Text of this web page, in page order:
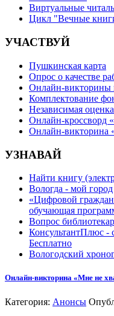
Виртуальные
Цикл "Вечные
УЧАСТВУЙ
Пушкинская карта
Опрос о качестве
Онлайн-викторины
Комплектование
Независимая
Онлайн-кроссворд
Онлайн-викторина
УЗНАВАЙ
Найти книгу
Вологда - мой город
«Цифровой
обучающая
Вопрос
КонсультантПлюс -
Бесплатно
Вологодский
Онлайн-викторина «Мне не
Категория: Анонсы